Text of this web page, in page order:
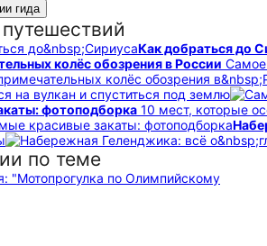
гида
Как добраться до
колёс обозрения в России Самое
на вулкан и спуститься под землю
фотоподборка 10 мест, которые
по теме